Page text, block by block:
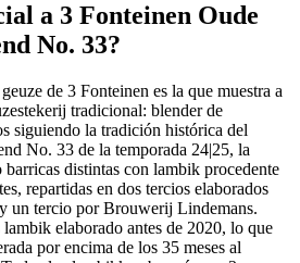
a 3 Fonteinen Oude
No. 33?
de 3 Fonteinen es la que muestra a
tradicional: blender de
siguiendo la tradición histórica del
No. 33 de la temporada 24|25, la
distintas con lambik procedente
repartidas en dos tercios elaborados
un tercio por Brouwerij Lindemans.
elaborado antes de 2020, lo que
por encima de los 35 meses al